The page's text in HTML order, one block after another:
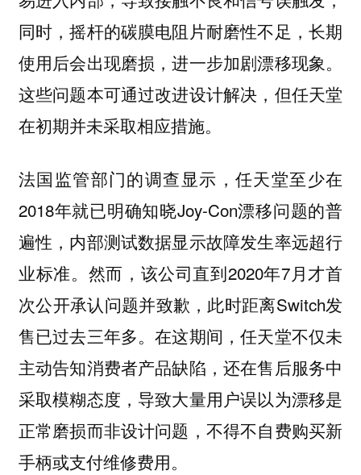
同时，摇杆的碳膜电阻片耐磨性不足，长期
使用后会出现磨损，进一步加剧漂移现象。
这些问题本可通过改进设计解决，但任天堂
在初期并未采取相应措施。
法国监管部门的调查显示，任天堂至少在
2018年就已明确知晓Joy-Con漂移问题的普
遍性，内部测试数据显示故障发生率远超行
业标准。然而，该公司直到2020年7月才首
次公开承认问题并致歉，此时距离Switch发
售已过去三年多。在这期间，任天堂不仅未
主动告知消费者产品缺陷，还在售后服务中
采取模糊态度，导致大量用户误以为漂移是
正常磨损而非设计问题，不得不自费购买新
手柄或支付维修费用。